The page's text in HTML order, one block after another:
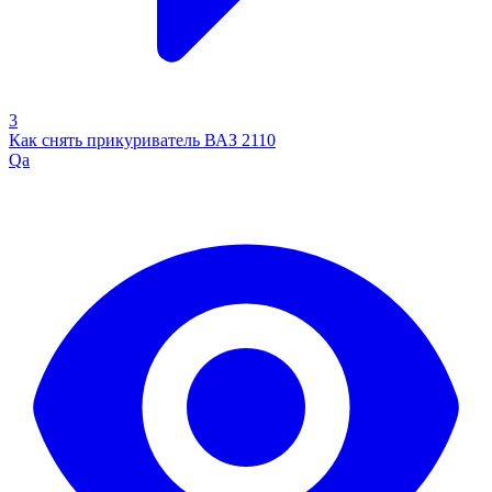
3
Как снять прикуриватель ВАЗ 2110
Qa